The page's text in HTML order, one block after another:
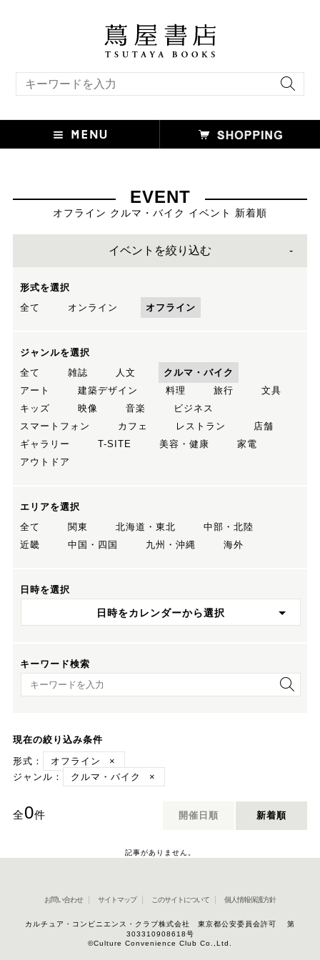
EVENT
オフライン クルマ・バイク イベント 新着順
イベントを絞り込む
形式を選択
全て
オンライン オフライン
ジャンルを選択
全て
雑誌 人文
クルマ・バイク
アート
建築デザイン 料理 旅行
文具
キッズ
映像 音楽
ビジネス
スマートフォン
カフェ レストラン
店舗
ギャラリー
T-SITE 美容・健康
家電
アウトドア
エリアを選択
全て
関東 北海道・東北
中部・北陸
近畿
中国・四国 九州・沖縄 海外
日時を選択
日時をカレンダーから選択
キーワード検索
キーワード検索
現在の絞り込み条件
形式：
オフライン
×
ジャンル：
クルマ・バイク ×
全0件 開催日順 新着順
記事がありません。
お問い合わせ サイトマップ このサイトについて 個人情報保護方針
カルチュア・コンビニエンス・クラブ株式会社 東京都公安委員会許可 第
303310908618号
©Culture Convenience Club Co.,Ltd.